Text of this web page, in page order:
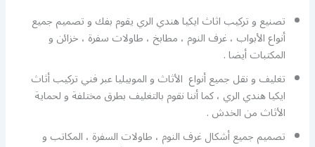
تصنيع و تركيب اثاث ايكيا هندي الري يقوم بفك و تصميم جميع
أنواع الأبواب ، غرف النوم ، مطابخ ، طاولات سفرة ، خزائن و
المكتبات أيضا .
تغليف و نقل جميع أنواع الأثاث و الموبيليا عبر فني تركيب أثاث
ايكيا هندي الري ، كما أننا نقوم بالتغليف بطرق مختلفة و لحماية
الأثاث من الخدش .
تصميم جميع أشكال غرف النوم ، طاولات السفرة ، المكاتب و